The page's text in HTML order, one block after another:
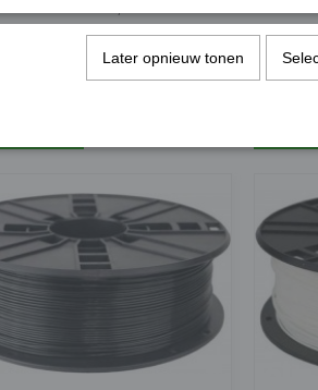
PLA-plus - Green - 1kg
- Fluor
€ 27,95
Later opnieuw tonen